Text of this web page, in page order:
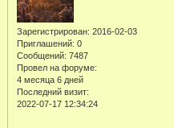
Зарегистрирован: 2016-02-03
Приглашений: 0
Сообщений: 7487
Провел на форуме:
4 месяца 6 дней
Последний визит:
2022-07-17 12:34:24